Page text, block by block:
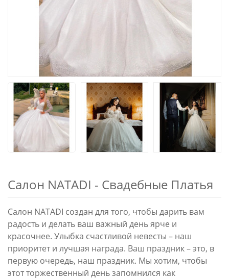
Салон NATADI - Свадебные Платья
Салон NATADI создан для того, чтобы дарить вам
радость и делать ваш важный день ярче и
красочнее. Улыбка счастливой невесты – наш
приоритет и лучшая награда. Ваш праздник – это, в
первую очередь, наш праздник. Мы хотим, чтобы
этот торжественный день запомнился как